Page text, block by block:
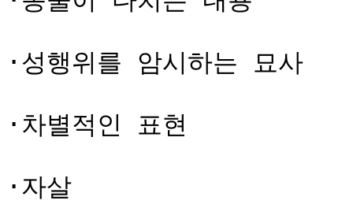
·성행위를 암시하는 묘사
·차별적인 표현
·자살